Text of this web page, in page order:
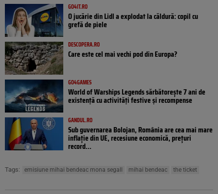
GO4IT.RO
O jucărie din Lidl a explodat la căldură: copil cu
grefă de piele
DESCOPERA.RO
Care este cel mai vechi pod din Europa?
GO4GAMES
World of Warships Legends sărbătorește 7 ani de
existență cu activități festive și recompense
GANDUL.RO
Sub guvernarea Bolojan, România are cea mai mare
inflație din UE, recesiune economică, prețuri
record...
Tags: emisiune mihai bendeac mona segall mihai bendeac the ticket